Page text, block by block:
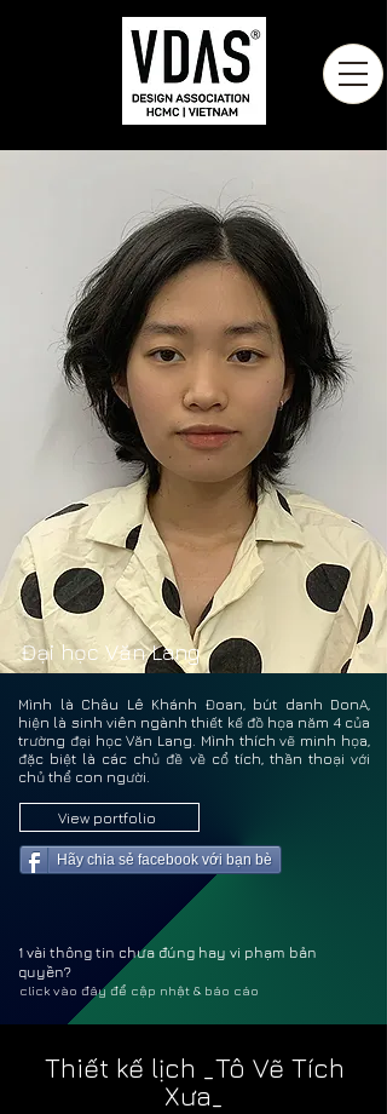
Đại học Văn Lang
Mình là Châu Lê Khánh Đoan, bút danh DonA,
hiện là sinh viên ngành thiết kế đồ họa năm 4 của
trường đại học Văn Lang. Mình thích vẽ minh họa,
đặc biệt là các chủ đề về cổ tích, thần thoại với
chủ thể con người.
View portfolio
Hãy chia sẻ facebook với bạn bè
1 vài thông tin chưa đúng hay vi phạm bản
quyền?
click vào đây để cập nhật & báo cáo
Thiết kế lịch _Tô Vẽ Tích
Xưa_